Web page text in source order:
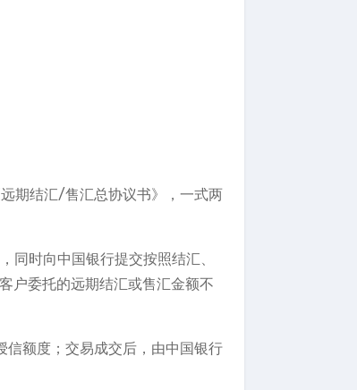
期结汇/售汇总协议书》，一式两
时向中国银行提交按照结汇、
户委托的远期结汇或售汇金额不
额度；交易成交后，由中国银行